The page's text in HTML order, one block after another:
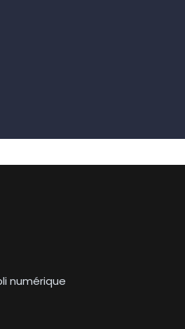
numérique